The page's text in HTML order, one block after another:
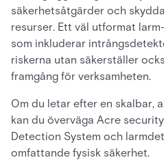
säkerhetsåtgärder och
resurser. Ett väl utformat
som inkluderar
riskerna utan säkerställer
framgång för verksamheten.
Om du letar efter en skalbar,
kan du överväga Acre
Detection System och
omfattande fysisk säkerhet.